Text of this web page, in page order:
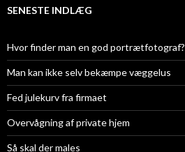
SENESTE INDLÆG
Hvor finder man en god portrætfotograf?
Man kan ikke selv bekæmpe væggelus
Fed julekurv fra firmaet
Overvågning af private hjem
Så skal der males